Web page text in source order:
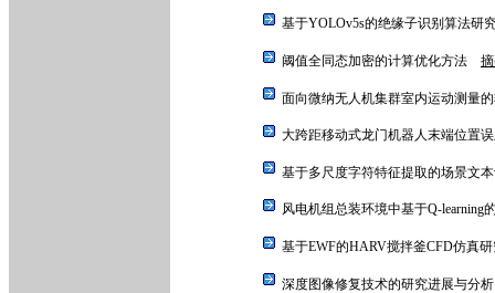
基于YOLOv5s的绝缘子识别算法
阈值全同态加密的计算优化方法
面向微纳无人机集群室内运动测量
大跨距移动式龙门机器人末端位置
基于多尺度字符特征提取的场景文
风电机组总装环境中基于Q-
基于EWF的HARV搅拌釜CFD仿真
深度图像修复技术的研究进展与